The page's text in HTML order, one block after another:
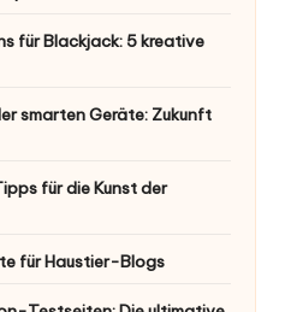
für Blackjack: 5 kreative
smarten Geräte: Zukunft
für die Kunst der
für Haustier-Blogs